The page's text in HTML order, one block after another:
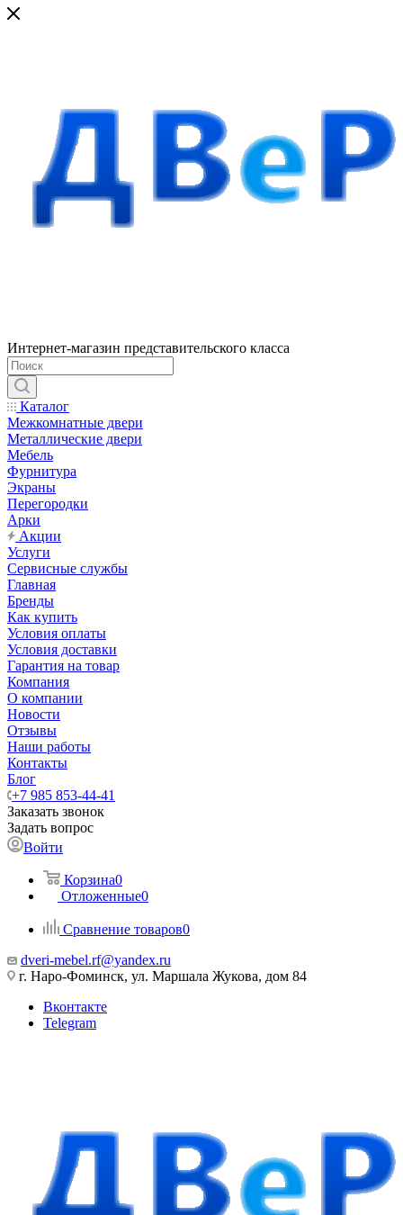
Интернет-магазин представительского класса
Каталог
Межкомнатные двери
Металлические двери
Мебель
Фурнитура
Экраны
Перегородки
Арки
Акции
Услуги
Сервисные службы
Главная
Бренды
Как купить
Условия оплаты
Условия доставки
Гарантия на товар
Компания
О компании
Новости
Отзывы
Наши работы
Контакты
Блог
+7 985 853-44-41
Заказать звонок
Задать вопрос
Войти
Корзина0
Отложенные0
Сравнение товаров0
dveri-mebel.rf@yandex.ru
г. Наро-Фоминск, ул. Маршала Жукова, дом 84
Вконтакте
Telegram